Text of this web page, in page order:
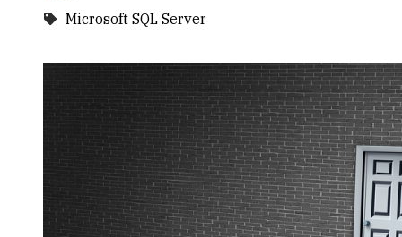
Microsoft SQL Server